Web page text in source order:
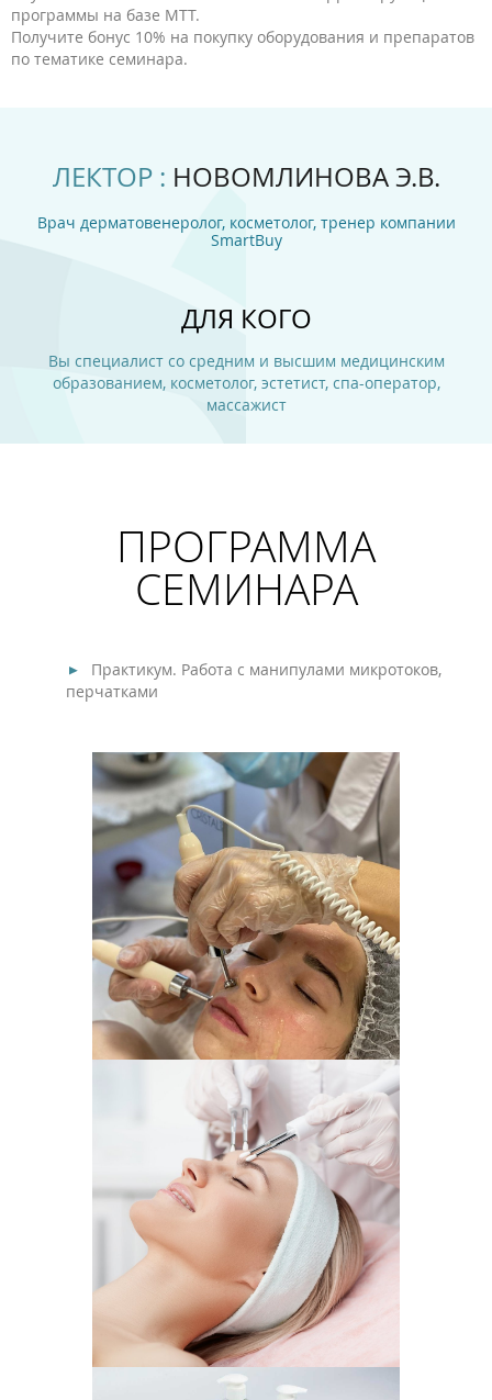
программы на базе МТТ.
Получите бонус 10% на покупку оборудования и препаратов
по тематике семинара.
ЛЕКТОР : НОВОМЛИНОВА Э.В.
Врач дерматовенеролог, косметолог, тренер компании
SmartBuy
ДЛЯ КОГО
Вы специалист со средним и высшим медицинским
образованием, косметолог, эстетист, спа-оператор,
массажист
ПРОГРАММА
СЕМИНАРА
Практикум. Работа с манипулами микротоков,
перчатками